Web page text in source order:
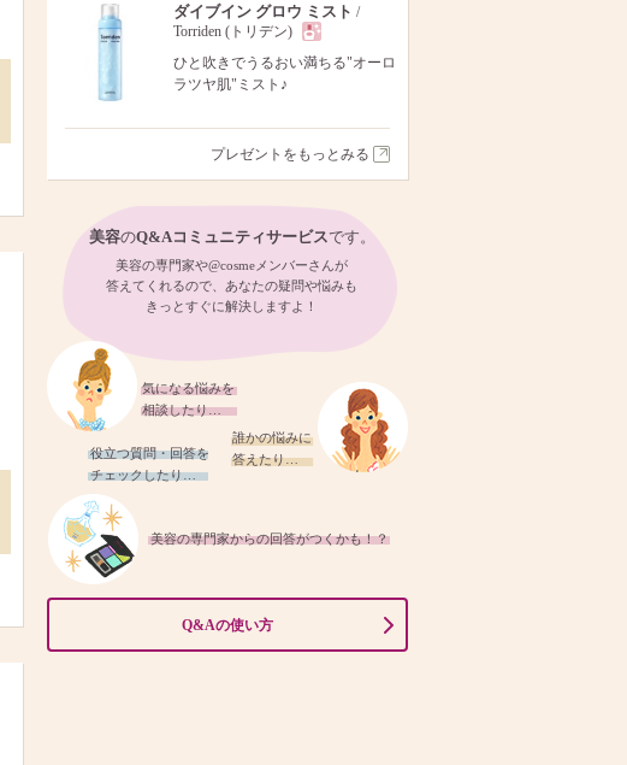
ダイブイン グロウ ミスト /
Torriden (トリデン)
現
ひと吹きでうるおい満ちる"オーロ
ラツヤ肌"ミスト♪
プレゼントをもっとみる
美容のQ&Aコミュニティサービスです。
美容の専門家や@cosmeメンバーさんが
答えてくれるので、あなたの疑問や悩みも
きっとすぐに解決しますよ！
気になる悩みを
相談したり…
誰かの悩みに
答えたり…
役立つ質問・回答を
チェックしたり…
美容の専門家からの回答がつくかも！？
Q&Aの使い方